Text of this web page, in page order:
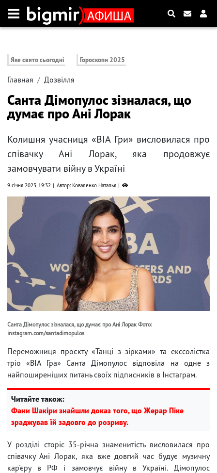
Яке свято сьогодні Гороскопи 2025
Главная Дозвілля
Санта Дімопулос зізналася, що
думає про Ані Лорак
Колишня учасниця «ВІА Гри» висловилася про
співачку Ані Лорак, яка продовжує
замовчувати війну в Україні
9 січня 2023, 19:32 Автор: Коваленко Наталья
Санта Дімопулос зізналася, що думає про Ані Лорак Фото:
instagram.com/santadimopulos
Переможниця проєкту «Танці з зірками» та екссолістка
тріо «ВІА Гра» Санта Дімопулос відповіла на одне з
найпоширеніших питань своїх підписників в Інстаграм.
Читайте також:
Фани Шакіри знайшли доказ того, що Жерар Піке
зраджував їй задовго до розриву.
У розділі сторіс 35-річна знаменитість висловилася про
співачку Ані Лорак, яка вже довгий час будує музичну
кар'єру в РФ і замовчує війну в Україні. Дімопулос